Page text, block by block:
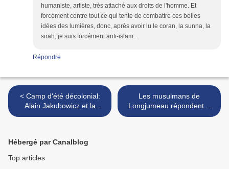
humaniste, artiste, très attaché aux droits de l'homme. Et
forcément contre tout ce qui tente de combattre ces belles
idées des lumières, donc, après avoir lu le coran, la sunna, la
sirah, je suis forcément anti-islam...
Répondre
< Camp d'été décolonial:
Alain Jakubowicz et la
LICRA veulent des blancs,
Les musulmans de
Longjumeau répondent à
NKM >
Hébergé par Canalblog
Top articles